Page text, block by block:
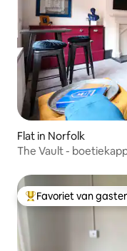
Flat in Norfolk
The Vault -
Topfavoriet van
Favoriet van